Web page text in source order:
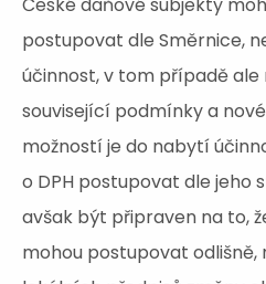
postupovat dle Směrnice,
účinnost, v tom případě
související podmínky a
možností je do nabytí
o DPH postupovat dle jeho
avšak být připraven na to,
mohou postupovat odlišně,